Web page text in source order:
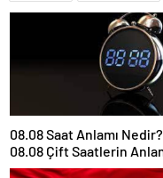
08.08 Saat Anlamı Nedir?
08.08 Çift Saatlerin
Nasıl Yorumlanır?